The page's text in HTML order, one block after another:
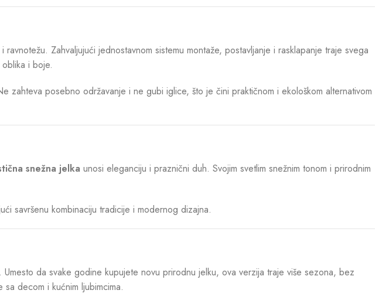
Zahvaljujući jednostavnom sistemu montaže, postavljanje i rasklapanje traje svega
i boje.
posebno održavanje i ne gubi iglice, što je čini praktičnom i ekološkom alternativom
snežna jelka unosi eleganciju i praznični duh. Svojim svetlim snežnim tonom i prirodnim
savršenu kombinaciju tradicije i modernog dizajna.
da svake godine kupujete novu prirodnu jelku, ova verzija traje više sezona, bez
decom i kućnim ljubimcima.